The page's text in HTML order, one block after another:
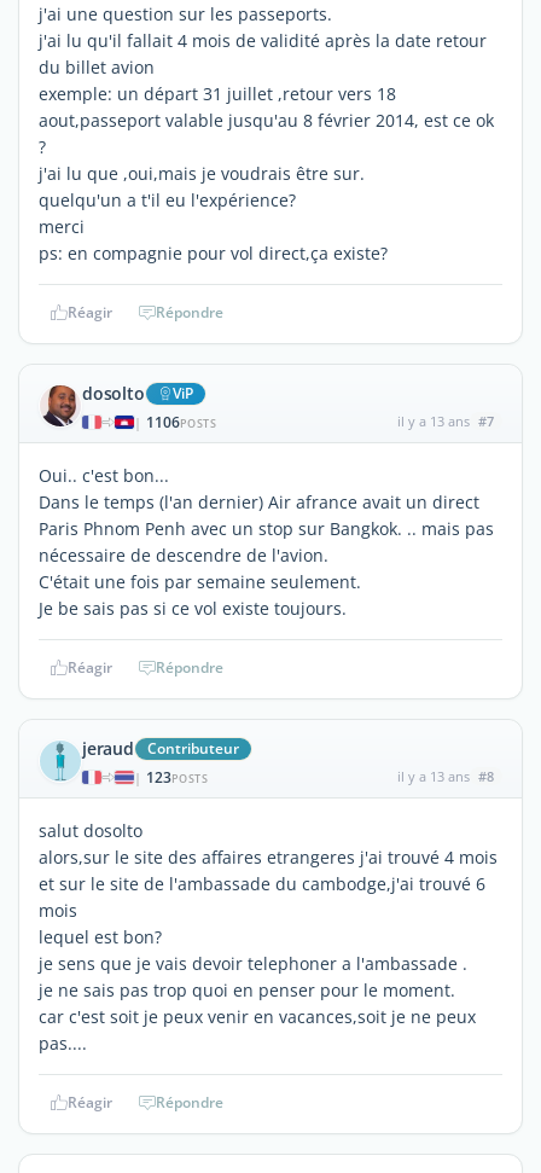
j'ai une question sur les passeports.
j'ai lu qu'il fallait 4 mois de validité après la date retour
du billet avion
exemple: un départ 31 juillet ,retour vers 18
aout,passeport valable jusqu'au 8 février 2014, est ce ok
?
j'ai lu que ,oui,mais je voudrais être sur.
quelqu'un a t'il eu l'expérience?
merci
ps: en compagnie pour vol direct,ça existe?
Réagir Répondre
dosolto ViP
| 1106POSTS il y a 13 ans #7
Oui.. c'est bon...
Dans le temps (l'an dernier) Air afrance avait un direct
Paris Phnom Penh avec un stop sur Bangkok. .. mais pas
nécessaire de descendre de l'avion.
C'était une fois par semaine seulement.
Je be sais pas si ce vol existe toujours.
Réagir Répondre
jeraud Contributeur
| 123POSTS il y a 13 ans #8
salut dosolto
alors,sur le site des affaires etrangeres j'ai trouvé 4 mois
et sur le site de l'ambassade du cambodge,j'ai trouvé 6
mois
lequel est bon?
je sens que je vais devoir telephoner a l'ambassade .
je ne sais pas trop quoi en penser pour le moment.
car c'est soit je peux venir en vacances,soit je ne peux
pas....
Réagir Répondre